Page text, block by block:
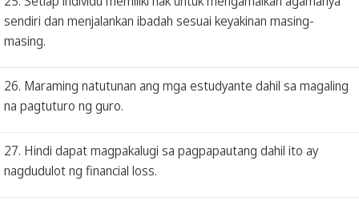
sendiri dan menjalankan ibadah sesuai keyakinan masing-
masing.
26. Maraming natutunan ang mga estudyante dahil sa magaling
na pagtuturo ng guro.
27. Hindi dapat magpakalugi sa pagpapautang dahil ito ay
nagdudulot ng financial loss.